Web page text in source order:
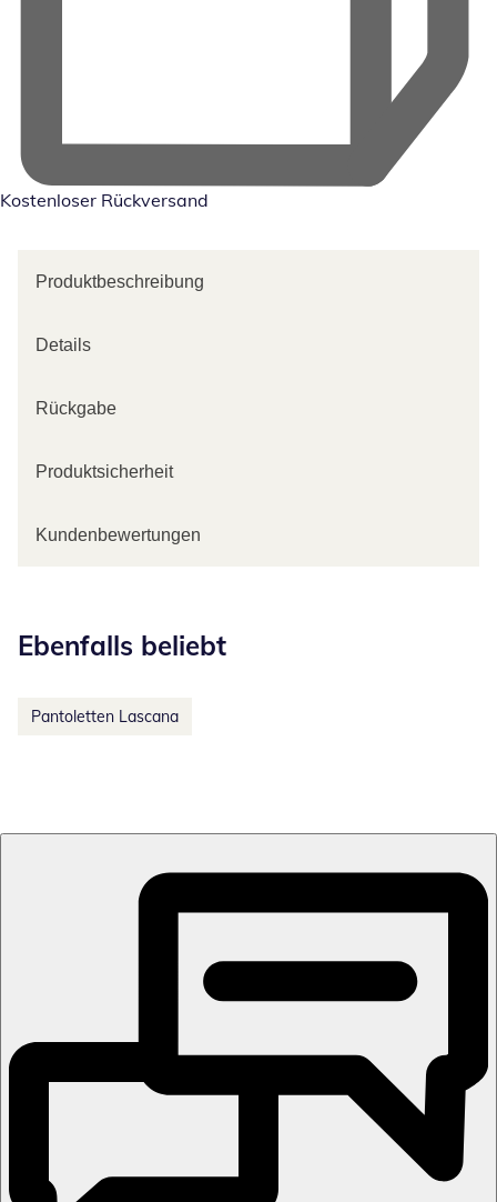
Kostenloser Rückversand
Produktbeschreibung
Details
Rückgabe
Produktsicherheit
Kundenbewertungen
Ebenfalls beliebt
Pantoletten Lascana